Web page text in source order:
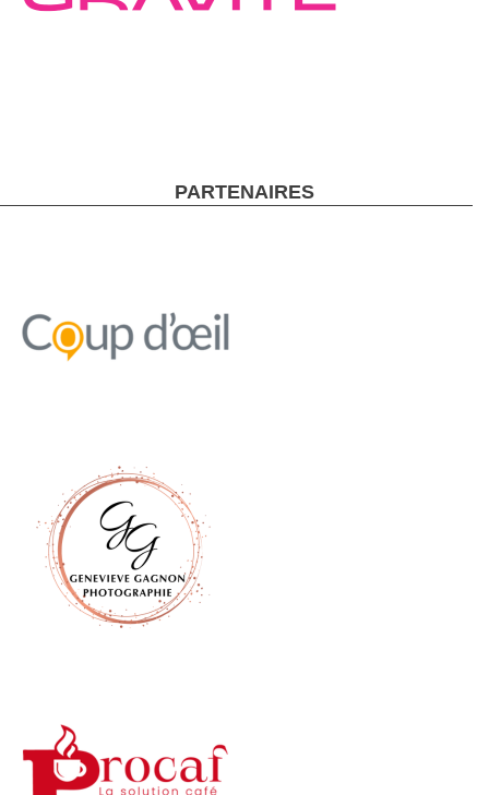
PARTENAIRES